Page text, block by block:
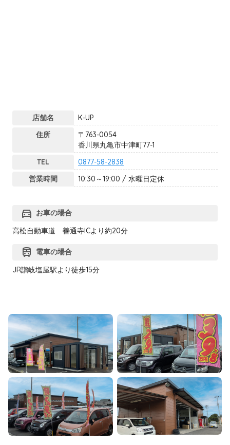
店舗名
K-UP
住所
〒763-0054
香川県丸亀市中津町77-1
TEL
0877-58-2838
営業時間
10:30～19:00 / 水曜日定休
directions_car お車の場合
高松自動車道 善通寺ICより約20分
train
電車の場合
JR讃岐塩屋駅より徒歩15分